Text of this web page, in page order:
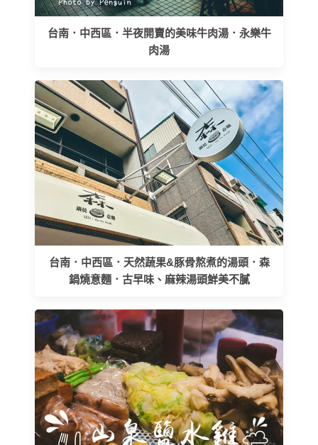
台南．中西區．半夜開賣的美味牛肉湯．永樂牛
肉湯
台南．中西區．天然蔬果&豚骨熬煮的湯頭．森
鍋燒意麵．古早味、麻辣湯頭鮮美不膩